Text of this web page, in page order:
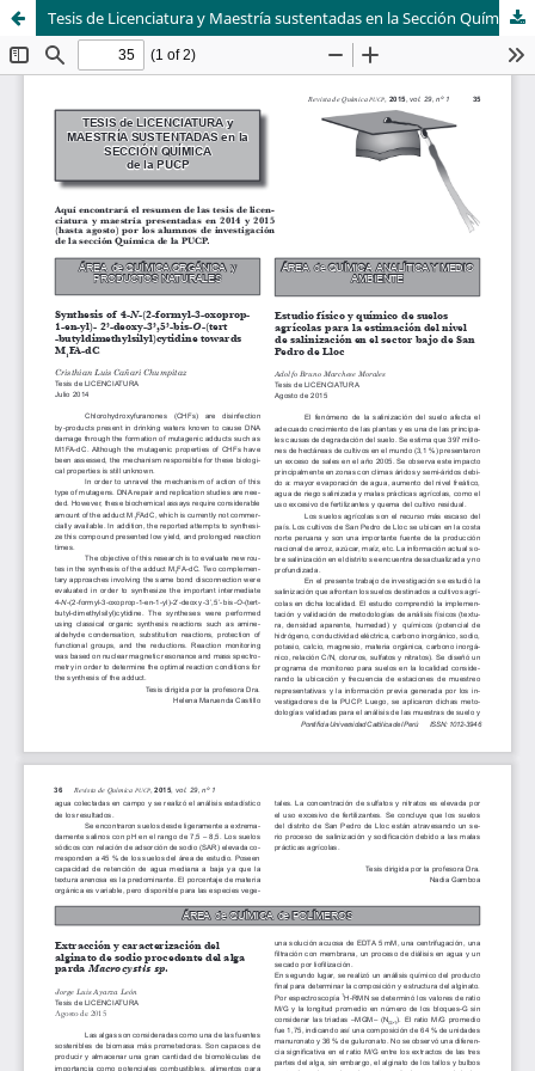
Sistema de
Bibliotecas
Departamento de
Ciencias
Tesis de Licenciatura y Maestría sustentadas en la Sección Química Vol. 29 Num. 1